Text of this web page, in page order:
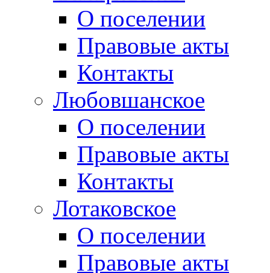
О поселении
Правовые акты
Контакты
Любовшанское
О поселении
Правовые акты
Контакты
Лотаковское
О поселении
Правовые акты